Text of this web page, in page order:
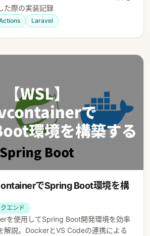
た際の実装記録
Laravel
でSpring Boot環境を構
エンド
を使用してSpring Boot開発環境を効率
解説。DockerとVS Codeの連携による